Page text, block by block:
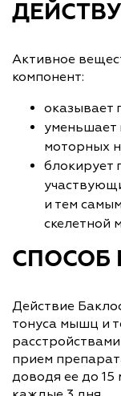
Активное
компонент:
оказывает
уменьшает
моторных
блокирует
и тем
скелетной
СПОСОБ
Действие
тонуса мышц и
прием
доводя ее до 15